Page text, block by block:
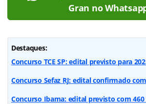
Gran no
Destaques:
Concurso TCE SP: edital previsto para
Concurso Sefaz RJ: edital confirmado
Concurso Ibama: edital previsto com 460